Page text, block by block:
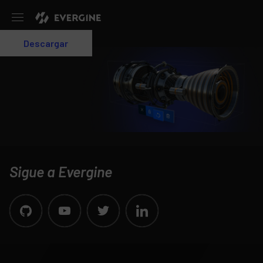
Login
Descargar
Sigue a Evergine